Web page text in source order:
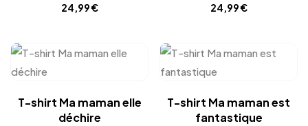
24,99€ 24,99€
T-shirt Ma maman elle
déchire
T-shirt Ma maman est
fantastique